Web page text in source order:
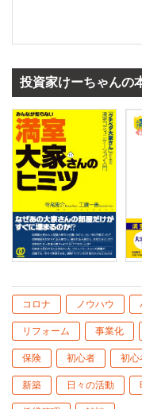
投資家けーちゃんの
コロナ ノウハウ
リフォーム 事業化
保険 初心者 初心
新築 日々の活動